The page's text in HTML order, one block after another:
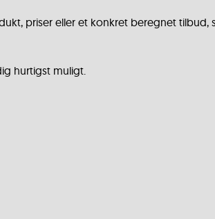
priser eller et konkret beregnet tilbud,
hurtigst muligt.